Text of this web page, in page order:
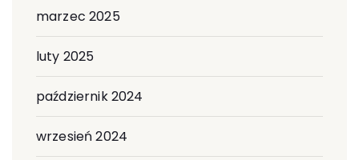
marzec 2025
luty 2025
październik 2024
wrzesień 2024